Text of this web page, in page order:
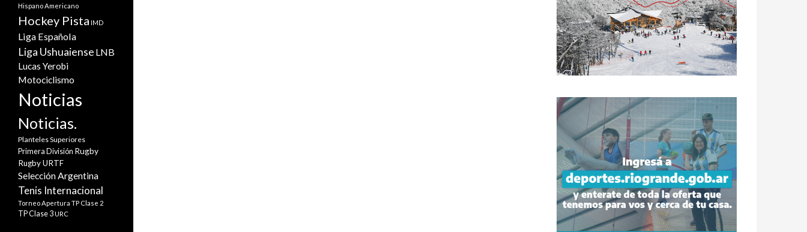
Hispano Americano
Hockey Pista IMD
Liga Española
Liga Ushuaiense LNB
Lucas Yerobi
Motociclismo
Noticias
Noticias.
Planteles Superiores
Primera División Rugby
Rugby URTF
Selección Argentina
Tenis Internacional
Torneo Apertura TP Clase 2
TP Clase 3URC